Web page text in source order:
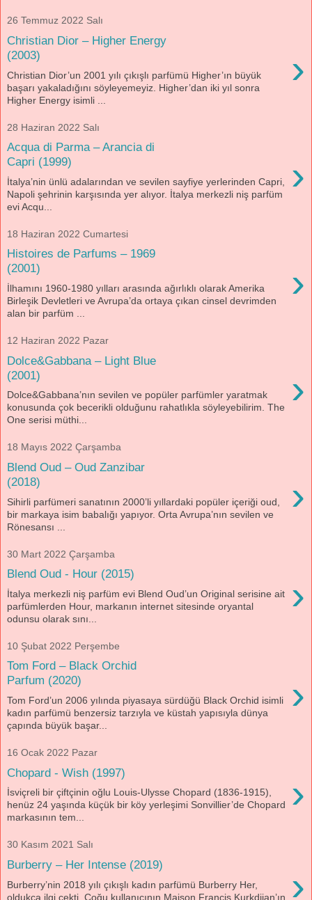
26 Temmuz 2022 Salı
Christian Dior – Higher Energy
(2003)
›
Christian Dior’un 2001 yılı çıkışlı parfümü Higher’ın büyük
başarı yakaladığını söyleyemeyiz. Higher’dan iki yıl sonra
Higher Energy isimli ...
28 Haziran 2022 Salı
Acqua di Parma – Arancia di
Capri (1999)
›
İtalya’nin ünlü adalarından ve sevilen sayfiye yerlerinden Capri,
Napoli şehrinin karşısında yer alıyor. İtalya merkezli niş parfüm
evi Acqu...
18 Haziran 2022 Cumartesi
Histoires de Parfums – 1969
(2001)
›
İlhamını 1960-1980 yılları arasında ağırlıklı olarak Amerika
Birleşik Devletleri ve Avrupa’da ortaya çıkan cinsel devrimden
alan bir parfüm ...
12 Haziran 2022 Pazar
Dolce&Gabbana – Light Blue
(2001)
›
Dolce&Gabbana’nın sevilen ve popüler parfümler yaratmak
konusunda çok becerikli olduğunu rahatlıkla söyleyebilirim. The
One serisi müthi...
18 Mayıs 2022 Çarşamba
Blend Oud – Oud Zanzibar
(2018)
›
Sihirli parfümeri sanatının 2000’li yıllardaki popüler içeriği oud,
bir markaya isim babalığı yapıyor. Orta Avrupa’nın sevilen ve
Rönesansı ...
30 Mart 2022 Çarşamba
Blend Oud - Hour (2015) ›
İtalya merkezli niş parfüm evi Blend Oud’un Original serisine ait
parfümlerden Hour, markanın internet sitesinde oryantal
odunsu olarak sını...
10 Şubat 2022 Perşembe
Tom Ford – Black Orchid
Parfum (2020)
›
Tom Ford’un 2006 yılında piyasaya sürdüğü Black Orchid isimli
kadın parfümü benzersiz tarzıyla ve küstah yapısıyla dünya
çapında büyük başar...
16 Ocak 2022 Pazar
Chopard - Wish (1997) ›
İsviçreli bir çiftçinin oğlu Louis-Ulysse Chopard (1836-1915),
henüz 24 yaşında küçük bir köy yerleşimi Sonvillier’de Chopard
markasının tem...
30 Kasım 2021 Salı
Burberry – Her Intense (2019) ›
Burberry’nin 2018 yılı çıkışlı kadın parfümü Burberry Her,
oldukça ilgi çekti. Çoğu kullanıcının Maison Francis Kurkdjian’ın